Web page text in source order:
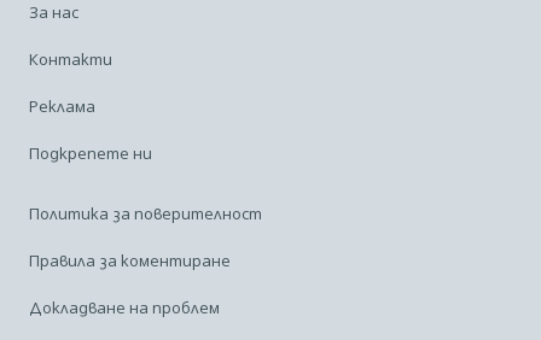
За нас
Контакти
Реклама
Подкрепете ни
Политика за поверителност
Правила за коментиране
Докладване на проблем